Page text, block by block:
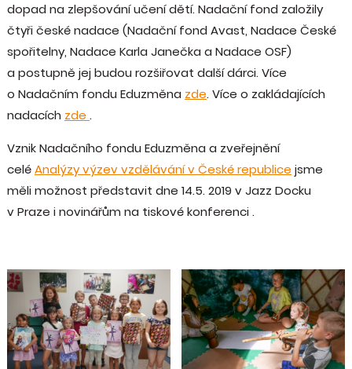
dopad na zlepšování učení dětí. Nadační fond založily
čtyři české nadace (Nadační fond Avast, Nadace České
spořitelny, Nadace Karla Janečka a Nadace OSF)
a postupně jej budou rozšiřovat další dárci. Více
o Nadačním fondu Eduzměna zde. Více o zakládajících
nadacích zde .
Vznik Nadačního fondu Eduzměna a zveřejnění
celéAnalýzy výzev vzdělávání v České republice jsme
měli možnost představit dne 14.5. 2019 v Jazz Docku
v Praze i novinářům na tiskové konferenci .